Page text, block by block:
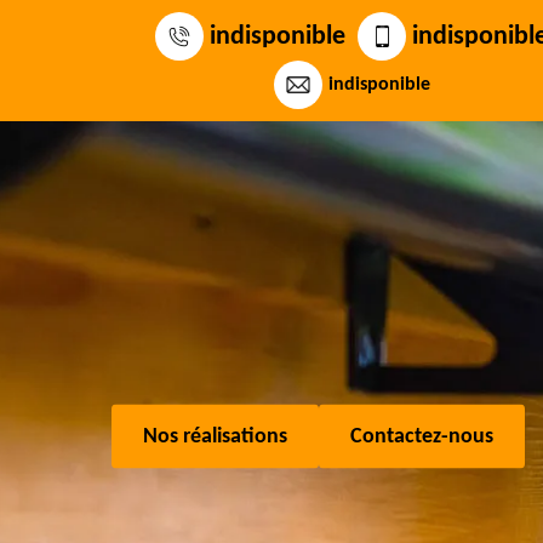
indisponible
indisponible
Nos réalisations Contactez-nous